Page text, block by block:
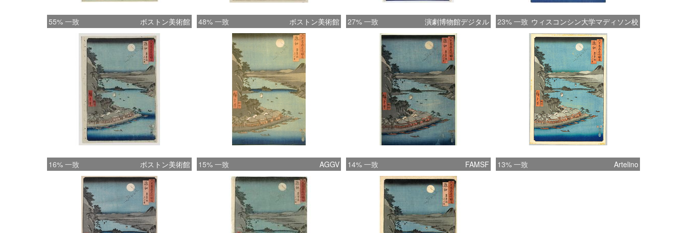
55% 一致 ボストン美術館 48% 一致 ボストン美術館 27% 一致 演劇博物館デジタル 23% 一致 ウィスコンシン大学マディソン校
16% 一致 ボストン美術館 15% 一致 AGGV 14% 一致 FAMSF 13% 一致 Artelino